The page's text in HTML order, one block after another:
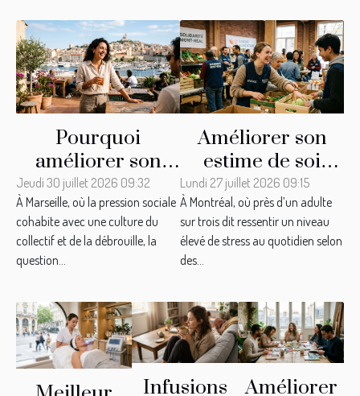
Pourquoi
améliorer son
estime de soi
change la vie à
Marseille ?
Jeudi 30 juillet 2026 09:32
À Marseille, où la pression sociale
cohabite avec une culture du
collectif et de la débrouille, la
question...
Améliorer son
estime de soi
grâce à
l’engagement
solidaire, récit
d’une
Montréal
Lundi 27 juillet 2026 09:15
À Montréal, où près d’un adulte
sur trois dit ressentir un niveau
élevé de stress au quotidien selon
des...
Infusions Améliorer